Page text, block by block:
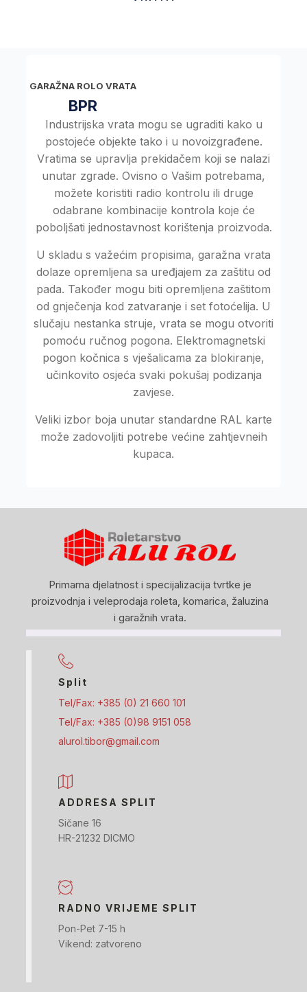
GARAŽNA ROLO VRATA
BPR
Industrijska vrata mogu se ugraditi kako u
postojeće objekte tako i u novoizgrađene.
Vratima se upravlja prekidačem koji se nalazi
unutar zgrade. Ovisno o Vašim potrebama,
možete koristiti radio kontrolu ili druge
odabrane kombinacije kontrola koje će
poboljšati jednostavnost korištenja proizvoda.
U skladu s važećim propisima, garažna vrata
dolaze opremljena sa uređjajem za zaštitu od
pada. Također mogu biti opremljena zaštitom
od gnječenja kod zatvaranje i set fotoćelija. U
slučaju nestanka struje, vrata se mogu otvoriti
pomoću ručnog pogona. Elektromagnetski
pogon kočnica s vješalicama za blokiranje,
učinkovito osjeća svaki pokušaj podizanja
zavjese.
Veliki izbor boja unutar standardne RAL karte
može zadovoljiti potrebe većine zahtjevneih
kupaca.
Primarna djelatnost i specijalizacija tvrtke je
proizvodnja i veleprodaja roleta, komarica, žaluzina
i garažnih vrata.
Split
Tel/Fax: +385 (0) 21 660 101
Tel/Fax: +385 (0)98 9151 058
alurol.tibor@gmail.com
ADDRESA SPLIT
Sičane 16
HR-21232 DICMO
RADNO VRIJEME SPLIT
Pon-Pet 7-15 h
Vikend: zatvoreno